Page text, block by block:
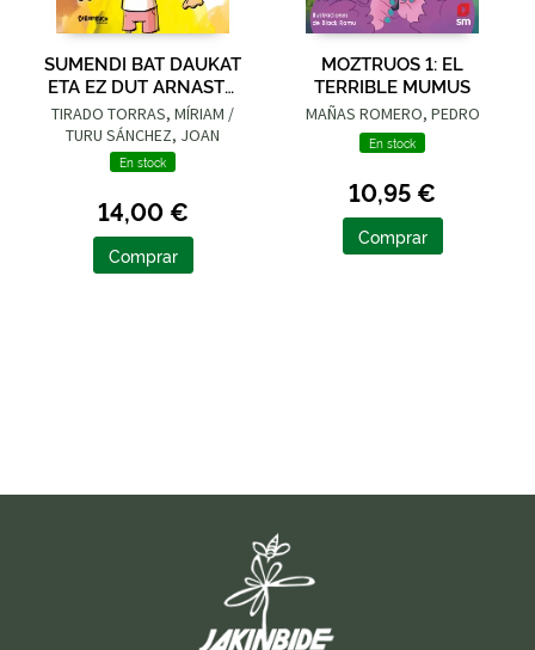
SUMENDI BAT DAUKAT
ETA EZ DUT ARNASTU
NAHI
TIRADO TORRAS, MÍRIAM /
TURU SÁNCHEZ, JOAN
En stock
14,00 €
Comprar
MOZTRUOS 1: EL
TERRIBLE MUMUS
MAÑAS ROMERO, PEDRO
En stock
10,95 €
Comprar